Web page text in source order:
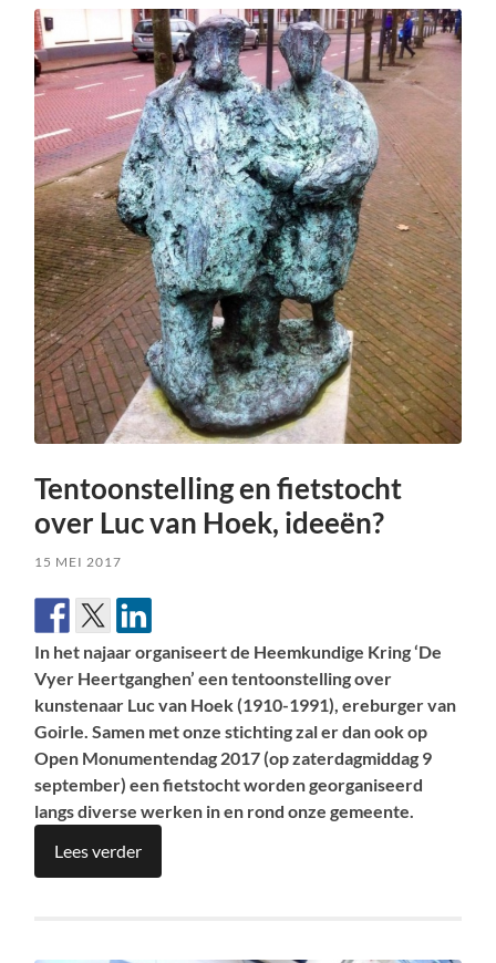
Tentoonstelling en fietstocht
over Luc van Hoek, ideeën?
15 MEI 2017
In het najaar organiseert de Heemkundige Kring ‘De
Vyer Heertganghen’ een tentoonstelling over
kunstenaar Luc van Hoek (1910-1991), ereburger van
Goirle. Samen met onze stichting zal er dan ook op
Open Monumentendag 2017 (op zaterdagmiddag 9
september) een fietstocht worden georganiseerd
langs diverse werken in en rond onze gemeente.
Lees verder